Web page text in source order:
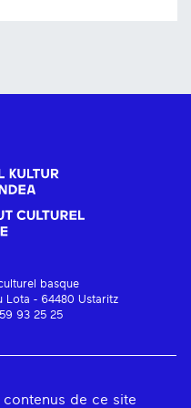
basque
Lota - 64480 Ustaritz
93 25 25
contenus de ce site